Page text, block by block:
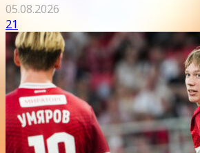
05.08.2026
21